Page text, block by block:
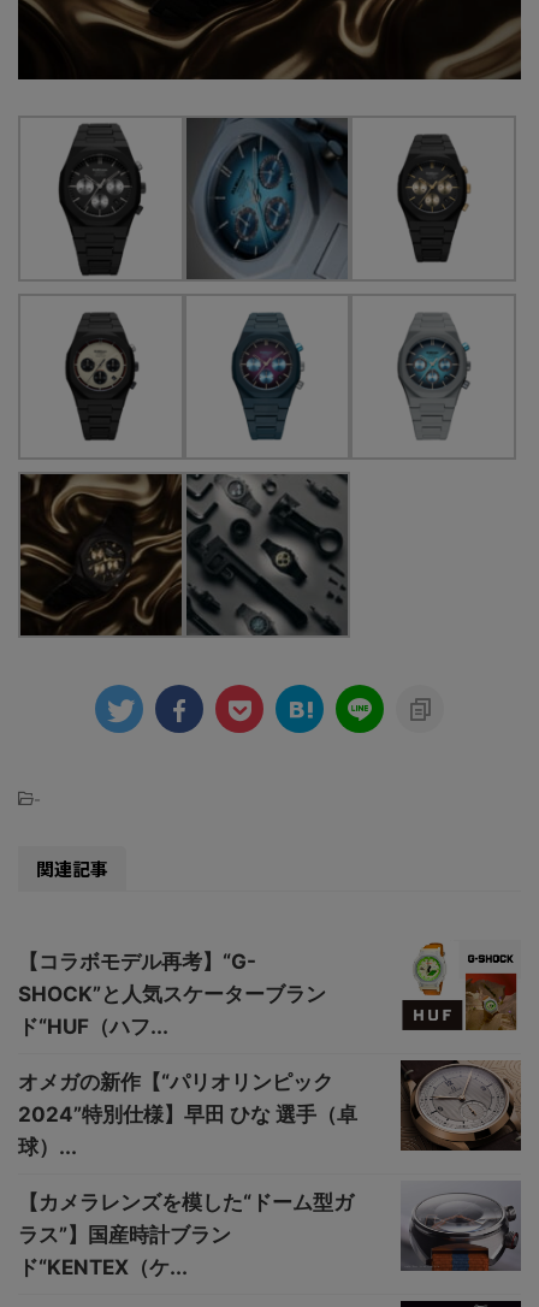
-
関連記事
【コラボモデル再考】“G-
SHOCK”と人気スケーターブラン
ド“HUF（ハフ...
オメガの新作【“パリオリンピック
2024”特別仕様】早田 ひな 選手（卓
球）...
【カメラレンズを模した“ドーム型ガ
ラス”】国産時計ブラン
ド“KENTEX（ケ...